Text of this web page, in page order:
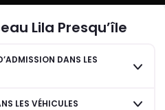
Lila Presqu’île
DANS LES
LES VÉHICULES